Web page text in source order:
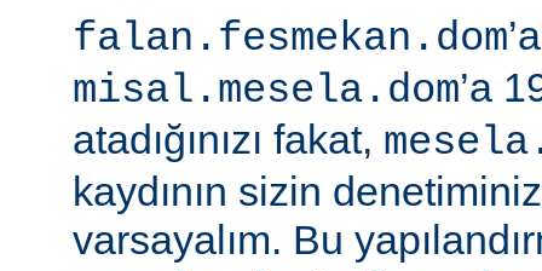
falan.fesmekan.dom
misal.mesela.dom’a
atadığınızı fakat,
kaydının sizin
varsayalım. Bu